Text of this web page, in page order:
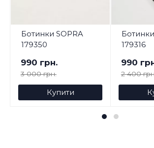
Ботинки SOPRA
179350
990 грн.
3 000 грн.
Купити
179316
990
2 400